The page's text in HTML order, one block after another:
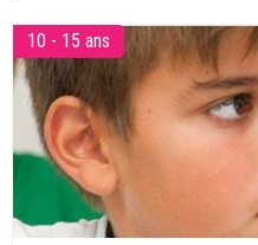
10 - 15 ans